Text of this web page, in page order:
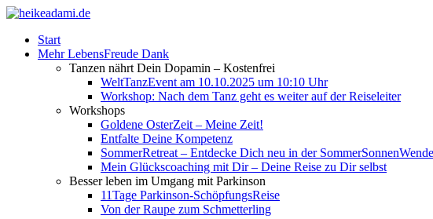
Start
Mehr LebensFreude Dank
Tanzen nährt Dein Dopamin – Kostenfrei
WeltTanzEvent am 10.10.2025 um 10:10 Uhr
Workshop: Nach dem Tanz geht es weiter auf der Reiseleiter
Workshops
Goldene OsterZeit – Meine Zeit!
Entfalte Deine Kompetenz
SommerRetreat – Entdecke Dich neu in der SommerSonnenWende
Mein Glückscoaching mit Dir – Deine Reise zu Dir selbst
Besser leben im Umgang mit Parkinson
11Tage Parkinson-SchöpfungsReise
Von der Raupe zum Schmetterling